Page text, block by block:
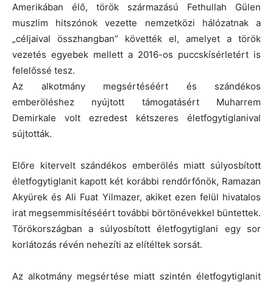
Amerikában élő, török származású Fethullah Gülen
muszlim hitszónok vezette nemzetközi hálózatnak a
„céljaival összhangban” követték el, amelyet a török
vezetés egyebek mellett a 2016-os puccskísérletért is
felelőssé tesz.
Az alkotmány megsértéséért és szándékos
emberöléshez nyújtott támogatásért Muharrem
Demirkale volt ezredest kétszeres életfogytiglanival
sújtották.
Előre kitervelt szándékos emberölés miatt súlyosbított
életfogytiglanit kapott két korábbi rendőrfőnök, Ramazan
Akyürek és Ali Fuat Yilmazer, akiket ezen felül hivatalos
irat megsemmisítéséért további börtönévekkel büntettek.
Törökországban a súlyosbított életfogytiglani egy sor
korlátozás révén nehezíti az elítéltek sorsát.
Az alkotmány megsértése miatt szintén életfogytiglanit